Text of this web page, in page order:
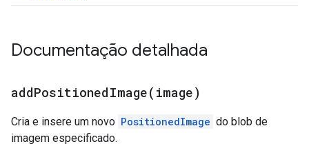
Documentação detalhada
addPositionedImage( image)
Cria e insere um novo PositionedImage do blob de
imagem especificado.